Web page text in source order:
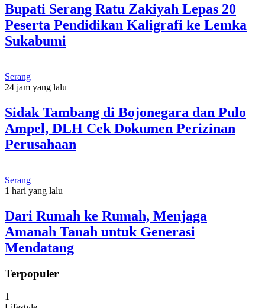
Bupati Serang Ratu Zakiyah Lepas 20
Peserta Pendidikan Kaligrafi ke Lemka
Sukabumi
Serang
24 jam yang lalu
Sidak Tambang di Bojonegara dan Pulo
Ampel, DLH Cek Dokumen Perizinan
Perusahaan
Serang
1 hari yang lalu
Dari Rumah ke Rumah, Menjaga
Amanah Tanah untuk Generasi
Mendatang
Terpopuler
1